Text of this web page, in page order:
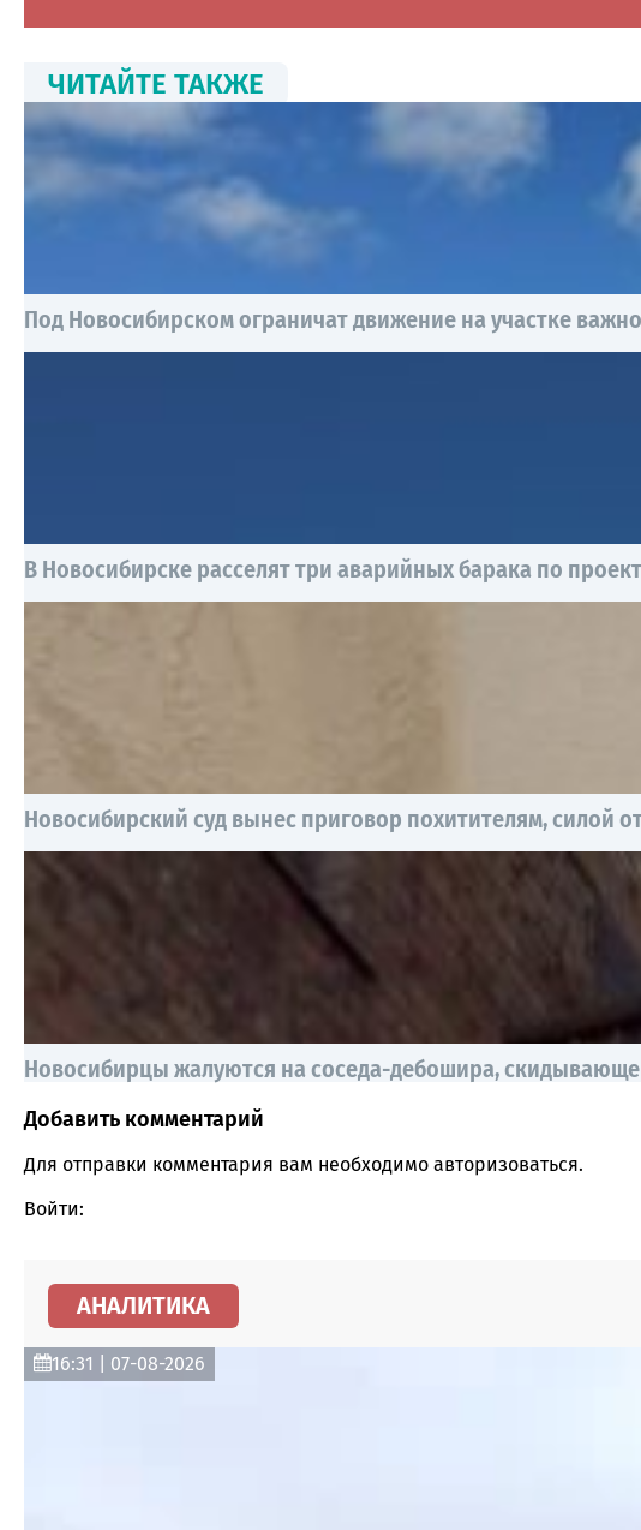
ЧИТАЙТЕ ТАКЖЕ
Под Новосибирском ограничат движение на участке
В Новосибирске расселят три аварийных барака по
Новосибирский суд вынес приговор похитителям, силой
Новосибирцы жалуются на соседа-дебошира,
Comment section
Добавить комментарий
Для отправки комментария вам необходимо авторизоваться.
Войти:
АНАЛИТИКА
16:31 | 07-08-2026